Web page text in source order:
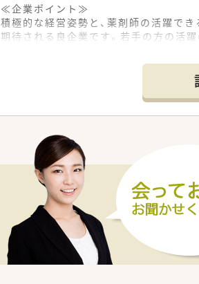
★将来的にキャリアアップを目指したい
★福利厚生もしっかりしている会社で
★在宅医療に携わりたい方
≪企業ポイント≫
積極的な経営姿勢と、薬剤師の活躍で
期待される良企業です。若手の方の活
福利厚生が充実しており、世帯主を対
休暇・育児休暇の取得も多数実績があ
据えて働きたい方におススメの企業で
≪スキルアップサポートあり！≫
教育・研修制度が充実しており、新入
万円付与され、交通費や勉強会参加費
≪薬局について≫
総合科目応需しています！1日あたり
柄、患者様とのコミュニケーションを
≪こんな方におススメ≫